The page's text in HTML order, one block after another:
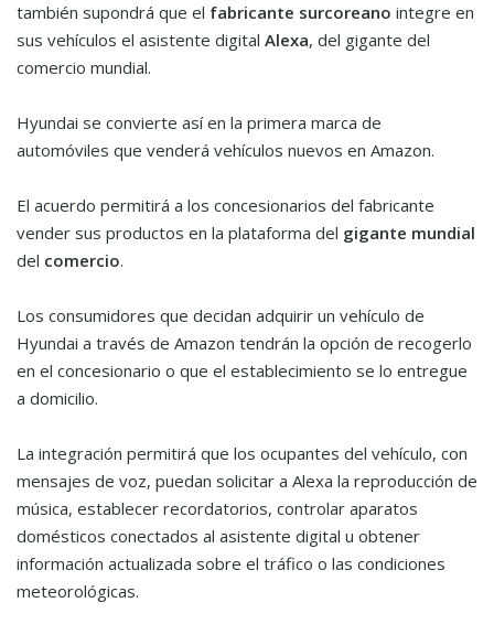
también supondrá que el fabricante surcoreano integre en
sus vehículos el asistente digital Alexa, del gigante del
comercio mundial.
Hyundai se convierte así en la primera marca de
automóviles que venderá vehículos nuevos en Amazon.
El acuerdo permitirá a los concesionarios del fabricante
vender sus productos en la plataforma del gigante mundial
del comercio.
Los consumidores que decidan adquirir un vehículo de
Hyundai a través de Amazon tendrán la opción de recogerlo
en el concesionario o que el establecimiento se lo entregue
a domicilio.
La integración permitirá que los ocupantes del vehículo, con
mensajes de voz, puedan solicitar a Alexa la reproducción de
música, establecer recordatorios, controlar aparatos
domésticos conectados al asistente digital u obtener
información actualizada sobre el tráfico o las condiciones
meteorológicas.